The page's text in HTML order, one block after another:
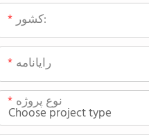
کشور:
رایانامه
نوع پروژه